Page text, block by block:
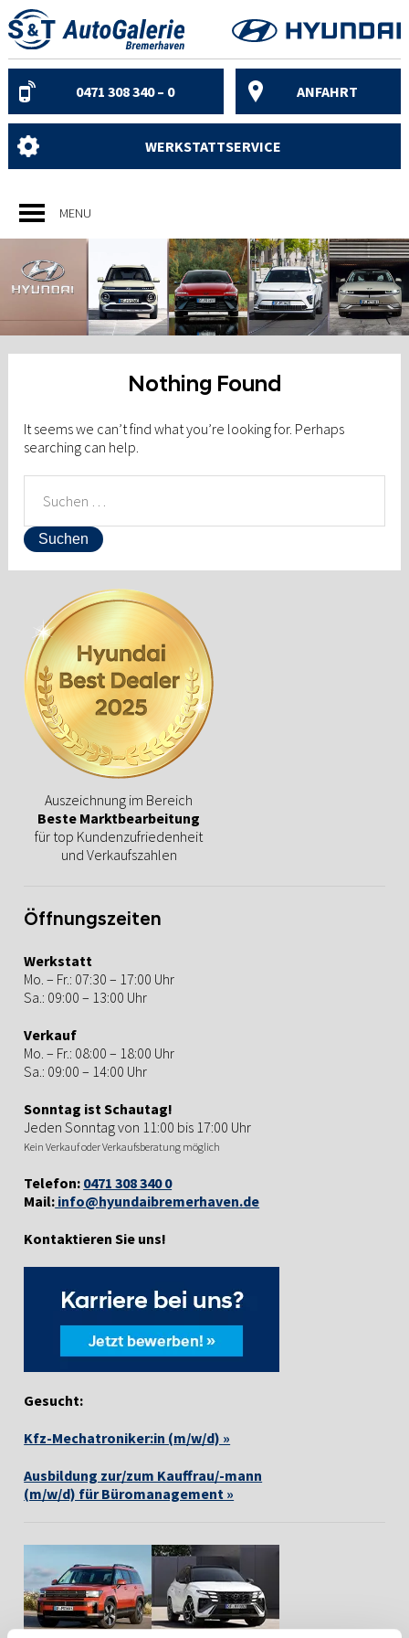
Skip
to
content
0471 308 340 – 0 ANFAHRT
WERKSTATTSERVICE
MENU
Nothing Found
It seems we can’t find what you’re looking for. Perhaps
searching can help.
NACH:
Auszeichnung im Bereich
Beste Marktbearbeitung
für top Kundenzufriedenheit
und Verkaufszahlen
Öffnungszeiten
Werkstatt
Mo. – Fr.: 07:30 – 17:00 Uhr
Sa.: 09:00 – 13:00 Uhr
Verkauf
Mo. – Fr.: 08:00 – 18:00 Uhr
Sa.: 09:00 – 14:00 Uhr
Sonntag ist Schautag!
Jeden Sonntag von 11:00 bis 17:00 Uhr
Kein Verkauf oder Verkaufsberatung möglich
Telefon: 0471 308 340 0
Mail: info@hyundaibremerhaven.de
Kontaktieren Sie uns!
Gesucht:
Kfz-Mechatroniker:in (m/w/d) »
Ausbildung zur/zum Kauffrau/-mann
(m/w/d) für Büromanagement »